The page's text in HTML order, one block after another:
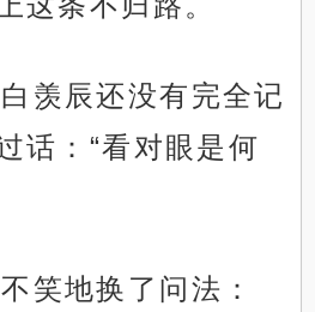
羡辰还没有完全记
话：“看对眼是何
笑地换了问法：